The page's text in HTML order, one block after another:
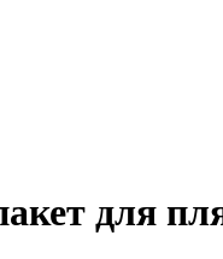
для